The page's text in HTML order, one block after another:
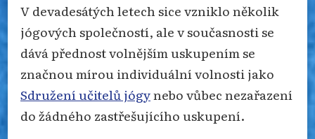
V devadesátých letech sice vzniklo několik
jógových společností, ale v současnosti se
dává přednost volnějším uskupením se
značnou mírou individuální volnosti jako
Sdružení učitelů jógynebo vůbec nezařazení
do žádného zastřešujícího uskupení.